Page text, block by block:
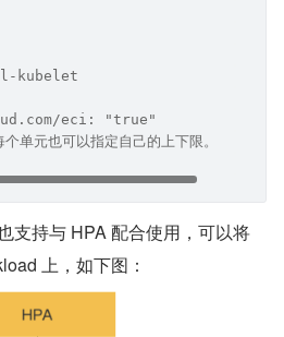
kubelet
eci: "true"
元也可以指定自己的上下限。
支持与 HPA 配合使用，可以将
上，如下图：